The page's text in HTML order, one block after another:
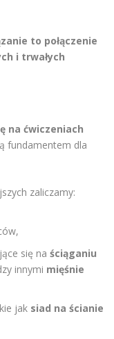
to połączenie
i trwałych
naćwiczeniach
fundamentem dla
zaliczamy:
się naściąganiu
innymi mięśnie
jak siad na ścianie